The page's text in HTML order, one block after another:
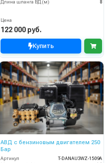
Длина шланга ВД (м) 8
Цена
122 000 руб.
Купить
АВД с бензиновым двигателем 250
Бар
Артикул
T-DANAU3WZ-1509A